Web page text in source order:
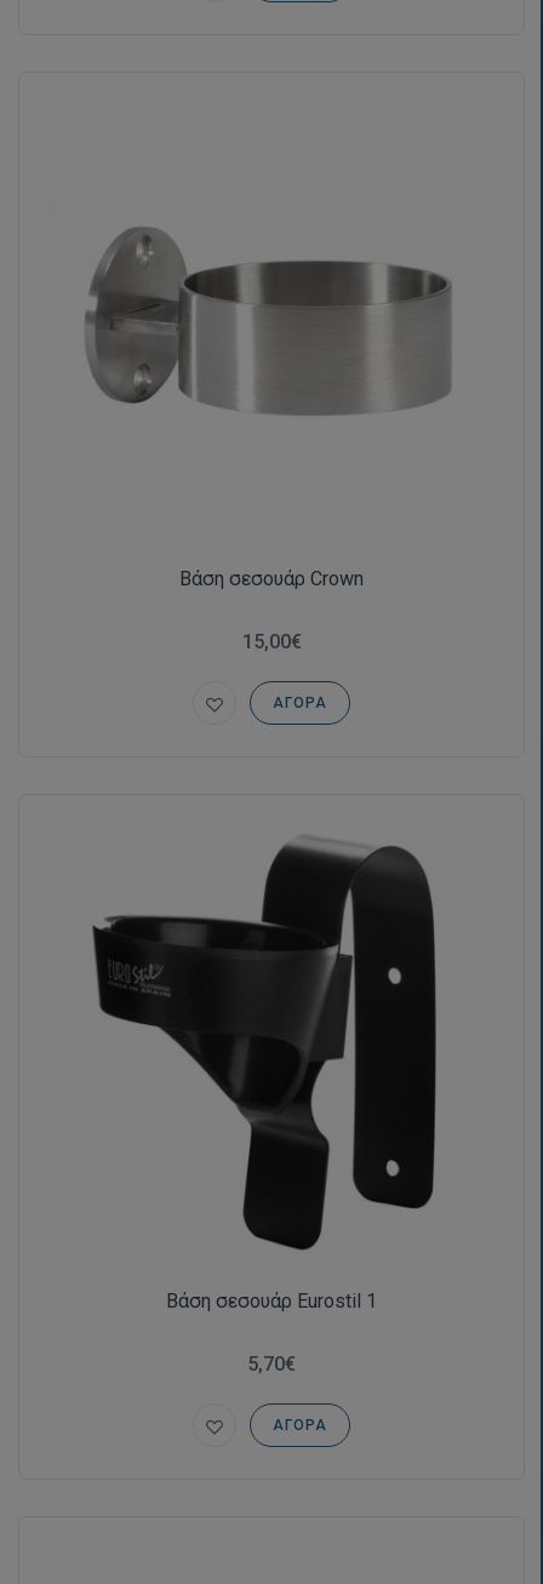
Βάση σεσουάρ Crown
15,00€
ΑΓΟΡΆ
Βάση σεσουάρ Eurostil 1
5,70€
ΑΓΟΡΆ